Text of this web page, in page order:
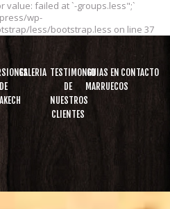
value: failed at `-groups.less";`
wp-
less/bootstrap.less on line 37
GALERIA TESTIMONIO
DE
NUESTROS
CLIENTES
GUIAS EN
MARRUECOS
CONTACTO